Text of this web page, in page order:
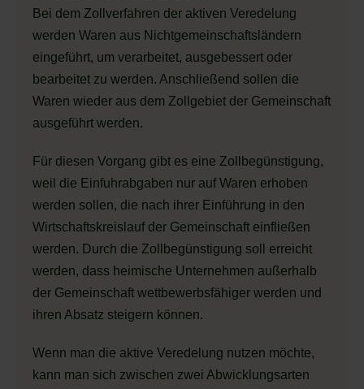
Bei dem Zollverfahren der aktiven Veredelung
werden Waren aus Nichtgemeinschaftsländern
eingeführt, um verarbeitet, ausgebessert oder
bearbeitet zu werden. Anschließend sollen die
Waren wieder aus dem Zollgebiet der Gemeinschaft
ausgeführt werden.
Für diesen Vorgang gibt es eine Zollbegünstigung,
weil die Einfuhrabgaben nur auf Waren erhoben
werden sollen, die nach ihrer Einführung in den
Wirtschaftskreislauf der Gemeinschaft einfließen
werden. Durch die Zollbegünstigung soll erreicht
werden, dass heimische Unternehmen außerhalb
der Gemeinschaft wettbewerbsfähiger werden und
ihren Absatz steigern können.
Wenn man die aktive Veredelung nutzen möchte,
kann man sich zwischen zwei Abwicklungsarten